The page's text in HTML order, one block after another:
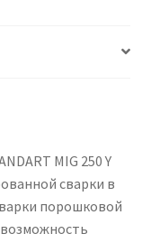
MIG 250 Y
сварки в
порошковой